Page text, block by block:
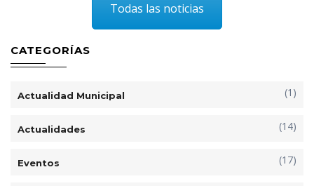
Todas las noticias
CATEGORÍAS
Actualidad Municipal (1)
Actualidades (14)
Eventos (17)